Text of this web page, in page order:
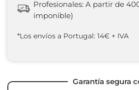
Profesionales: A partir de
imponible)
*Los envíos a Portugal: 14€ + IVA
Garantía segura